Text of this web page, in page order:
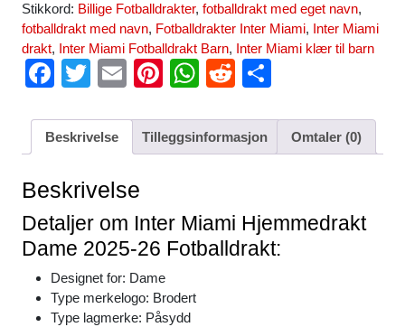
Stikkord: Billige Fotballdrakter, fotballdrakt med eget navn,
fotballdrakt med navn, Fotballdrakter Inter Miami, Inter Miami
drakt, Inter Miami Fotballdrakt Barn, Inter Miami klær til barn
F
c
b
o
o
k
T
tt
E
ail
Pi
er
e
W
at
s
p
p
R
d
di
ar
e
Beskrivelse Tilleggsinformasjon Omtaler (0)
Beskrivelse
Detaljer om Inter Miami Hjemmedrakt
Dame 2025-26 Fotballdrakt:
Designet for: Dame
Type merkelogo: Brodert
Type lagmerke: Påsydd